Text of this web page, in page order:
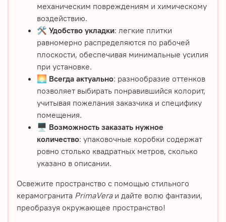
механическим повреждениям и химическому
воздействию.
🛠️ Удобство укладки: легкие плитки
равномерно распределяются по рабочей
плоскости, обеспечивая минимальные усилия
при установке.
🌅 Всегда актуально: разнообразие оттенков
позволяет выбирать понравившийся колорит,
учитывая пожелания заказчика и специфику
помещения.
🖥️ Возможность заказать нужное
количество: упаковочные коробки содержат
ровно столько квадратных метров, сколько
указано в описании.
Освежите пространство с помощью стильного
керамогранита PrimaVeraи дайте волю фантазии,
преобразуя окружающее пространство!